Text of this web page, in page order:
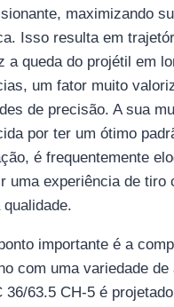
maximizando
Isso resulta em
a queda do projétil em
um fator muito
de precisão. A sua
por ter um ótimo
é frequentemente
uma experiência de tiro
importante é a
com uma variedade de
36/63.5 CH-5 é